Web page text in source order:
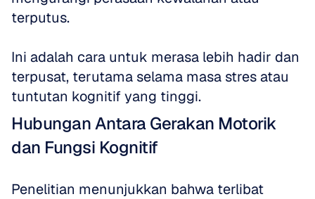
terputus.
Ini adalah cara untuk merasa lebih hadir dan
terpusat, terutama selama masa stres atau
tuntutan kognitif yang tinggi.
Hubungan Antara Gerakan Motorik
dan Fungsi Kognitif
Penelitian menunjukkan bahwa terlibat